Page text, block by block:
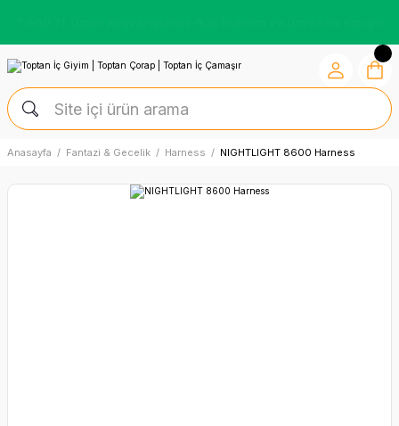
Anasayfa Fantazi & Gecelik Harness NIGHTLIGHT 8600 Harness